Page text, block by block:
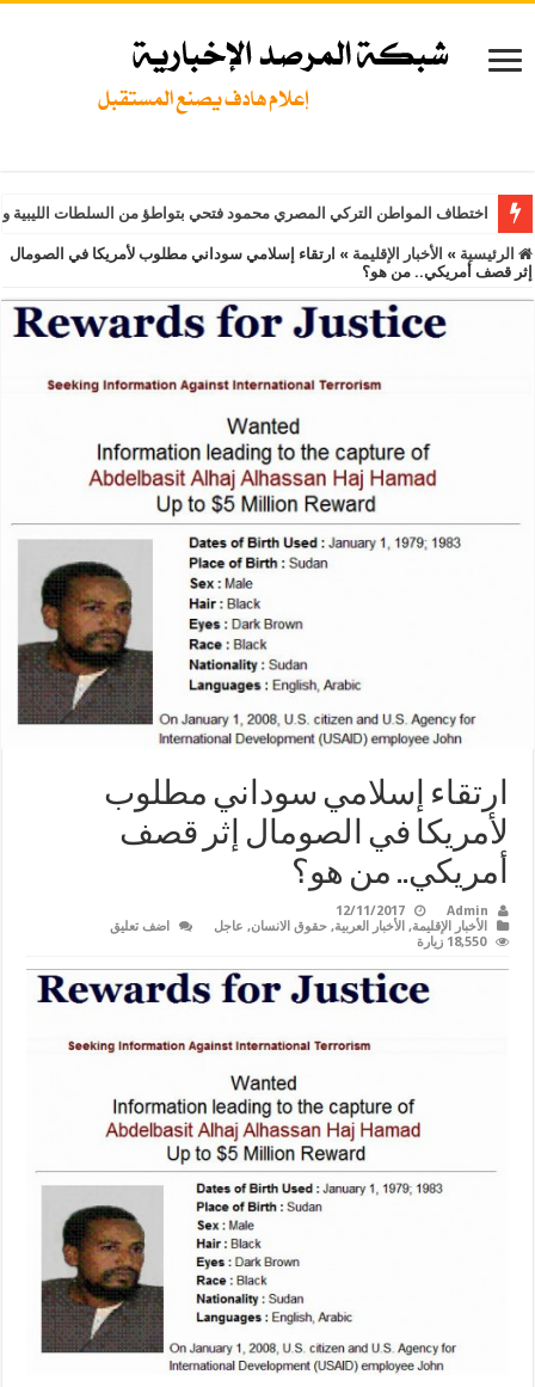
اختطاف المواطن التركي المصري محمود فتحي بتواطؤ من السلطات
الرئيسية » الأخبار الإقليمة » ارتقاء إسلامي سوداني مطلوب لأمريكا في الصومال
إثر قصف أمريكي.. من هو؟
ارتقاء إسلامي سوداني مطلوب
لأمريكا في الصومال إثر قصف
أمريكي.. من هو؟
Admin
12/11/2017
الأخبار الإقليمة, الأخبار العربية,حقوق الانسان, عاجل
اضف تعليق
18,550 زيارة